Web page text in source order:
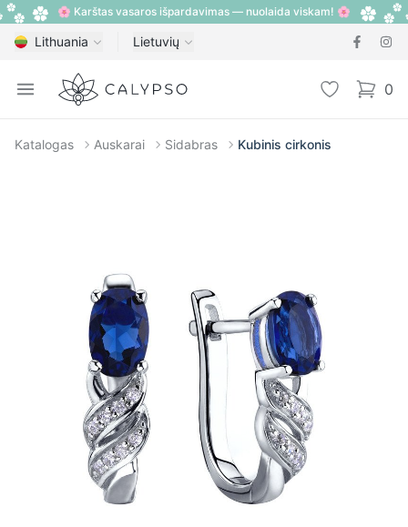
🌸 Karštas vasaros išpardavimas — nuolaida viskam! 🌸
Lithuania Lietuvių
Open menu
Calypso 0
items
Katalogas Auskarai Sidabras Kubinis cirkonis